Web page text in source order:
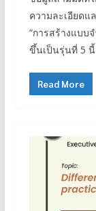
ความละเอียดแ
“การสร้างแบบ
ขึ้นเป็นรุ่นที่ 5 นี้
Read More